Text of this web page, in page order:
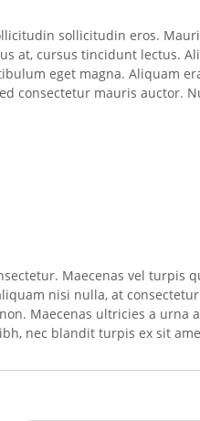
sollicitudin eros.
at, cursus tincidunt lectus.
eget magna. Aliquam
consectetur mauris auctor.
Maecenas vel turpis
nisi nulla, at
Maecenas ultricies a urna
nec blandit turpis ex sit